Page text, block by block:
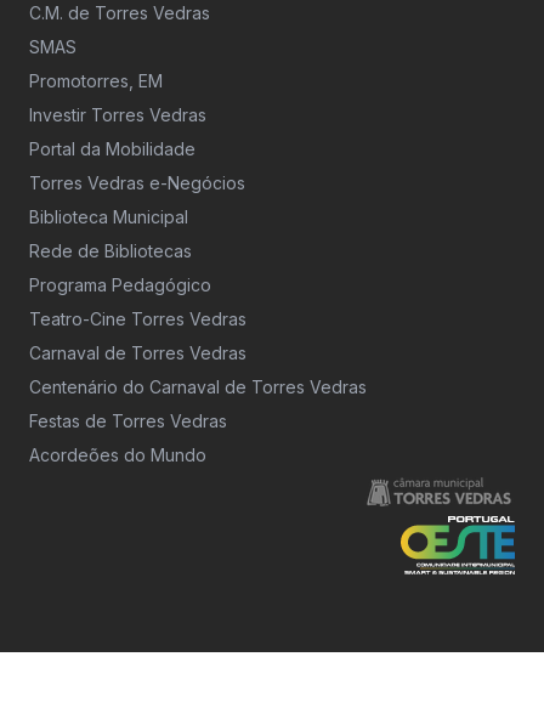
C.M. de Torres Vedras
SMAS
Promotorres, EM
Investir Torres Vedras
Portal da Mobilidade
Torres Vedras e-Negócios
Biblioteca Municipal
Rede de Bibliotecas
Programa Pedagógico
Teatro-Cine Torres Vedras
Carnaval de Torres Vedras
Centenário do Carnaval de Torres Vedras
Festas de Torres Vedras
Acordeões do Mundo